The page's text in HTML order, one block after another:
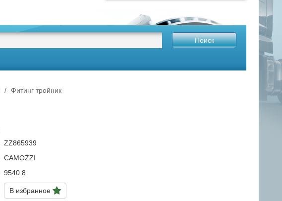
Поиск
Фитинг тройник
ZZ865939
CAMOZZI
9540 8
В избранное